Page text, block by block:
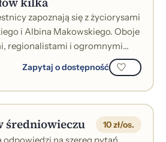
zapoznają się z życiorysami
i Albina Makowskiego. Oboje
regionalistami i ogromnymi
Julian R...
Zapytaj o dostępność
średniowieczu 10 zł/os.